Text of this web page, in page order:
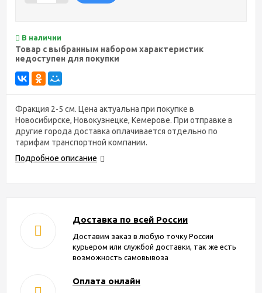
В наличии
Товар с выбранным набором характеристик
недоступен для покупки
Фракция 2-5 см. Цена актуальна при покупке в
Новосибирске, Новокузнецке, Кемерове. При отправке в
другие города доставка оплачивается отдельно по
тарифам транспортной компании.
Подробное описание
Доставка по всей России
Доставим заказ в любую точку России
курьером или службой доставки, так же есть
возможность самовывоза
Оплата онлайн